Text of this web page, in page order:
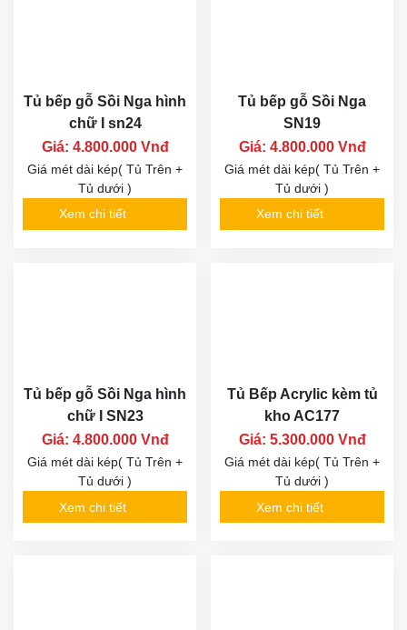
Tủ bếp gỗ Sồi Nga hình
chữ I sn24
Giá: 4.800.000 Vnđ
Giá mét dài kép( Tủ Trên +
Tủ dưới )
Xem chi tiết
Tủ bếp gỗ Sồi Nga
SN19
Giá: 4.800.000 Vnđ
Giá mét dài kép( Tủ Trên +
Tủ dưới )
Xem chi tiết
Tủ bếp gỗ Sồi Nga hình
chữ I SN23
Giá: 4.800.000 Vnđ
Giá mét dài kép( Tủ Trên +
Tủ dưới )
Xem chi tiết
Tủ Bếp Acrylic kèm tủ
kho AC177
Giá: 5.300.000 Vnđ
Giá mét dài kép( Tủ Trên +
Tủ dưới )
Xem chi tiết